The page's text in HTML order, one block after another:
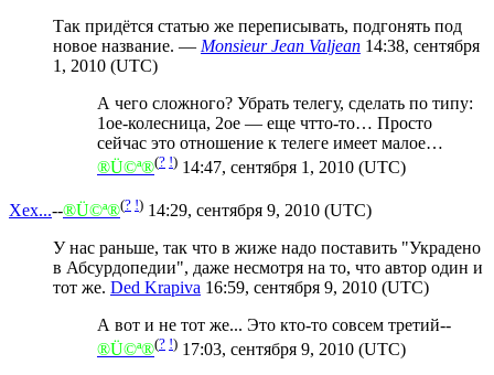
Так придётся статью же переписывать, подгонять под
новое название. — Monsieur Jean Valjean 14:38, сентября
1, 2010 (UTC)
А чего сложного? Убрать телегу, сделать по типу:
1ое-колесница, 2ое — еще чтто-то… Просто
сейчас это отношение к телеге имеет малое…
®Ü©ª®(? !) 14:47, сентября 1, 2010 (UTC)
Хех...--®Ü©ª®(? !) 14:29, сентября 9, 2010 (UTC)
У нас раньше, так что в жиже надо поставить "Украдено
в Абсурдопедии", даже несмотря на то, что автор один и
тот же. Ded Krapiva 16:59, сентября 9, 2010 (UTC)
А вот и не тот же... Это кто-то совсем третий--
®Ü©ª®(? !) 17:03, сентября 9, 2010 (UTC)